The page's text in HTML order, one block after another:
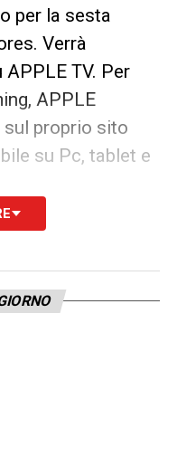
per la sesta
Verrà
TV. Per
APPLE
sul proprio sito
su Pc, tablet e